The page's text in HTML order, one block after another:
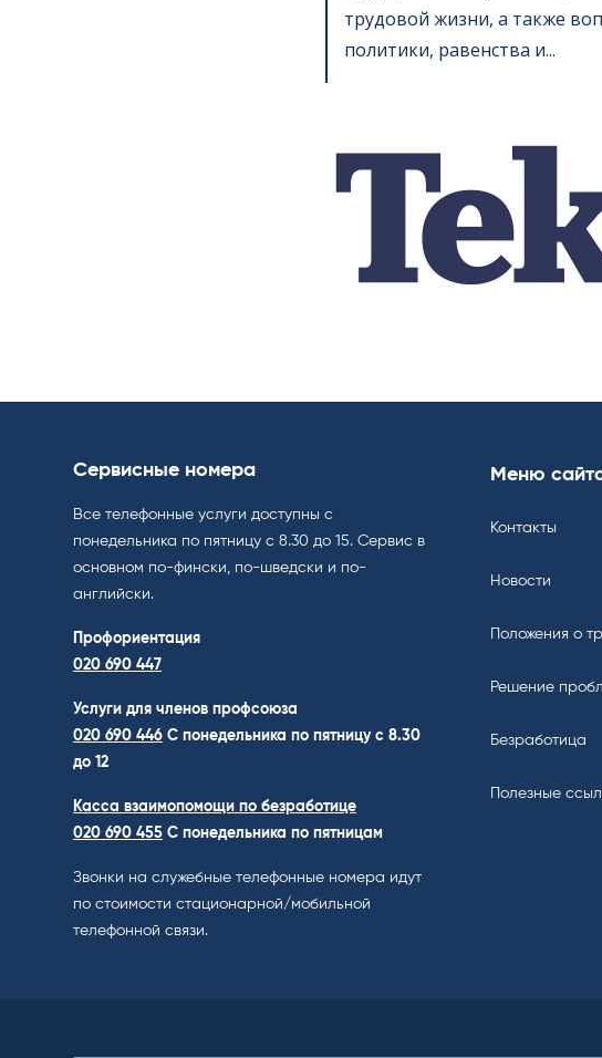
трудовой жизни, а также
политики, равенства и...
Сервисные номера
Все телефонные услуги доступны с
понедельника по пятницу с 8.30 до 15. Cервис в
основном по-фински, по-шведски и по-
английски.
Профориентация
020 690 447
Услуги для членов профсоюза
020 690 446 C понедельника по пятницу с 8.30
до 12
Касса взаимопомощи по безработице
020 690 455 С понедельника по пятницам
Звонки на служебные телефонные номера идут
по стоимости стационарной/мобильной
телефонной связи.
Меню
Контакты
Новости
Положения о
Решение
Безработица
Полезные